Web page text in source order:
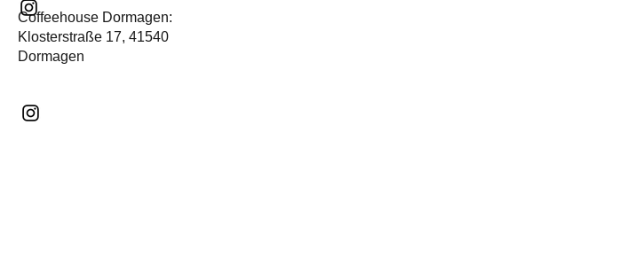
Coffeehouse Dormagen:
​Klosterstraße 17, 41540
Dormagen